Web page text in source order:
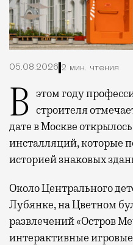
05.08.2026 2 мин. чтения
В этом году профессиональный праздник День строителя
дате в Москве
инсталляций, которые
историей знаковых
Около Центрального
Лубянке, на Цветном
развлечений «Остров
интерактивные